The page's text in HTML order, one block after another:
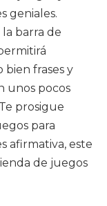
geniales.
barra de
frases y
unos pocos
prosigue
para
afirmativa, este
de juegos